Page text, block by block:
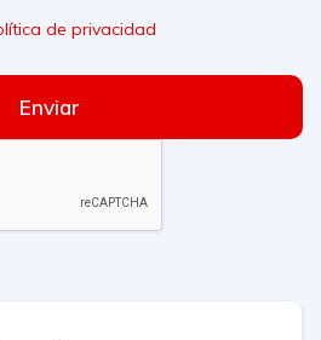
de privacidad
Enviar